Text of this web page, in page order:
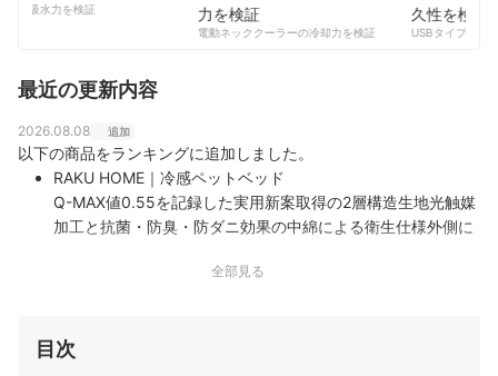
コンテンツ制作チームのプロフィール
の吸水力を検証
電動ネッククーラーの冷却力を検証
USBタイプCケー
最近の更新内容
2026.08.08 追加
以下の商品をランキングに追加しました。
RAKU HOME｜冷感ペットベッド
Q-MAX値0.55を記録した実用新案取得の2層構造生地光触媒
加工と抗菌・防臭・防ダニ効果の中綿による衛生仕様外側に
全部見る
目次